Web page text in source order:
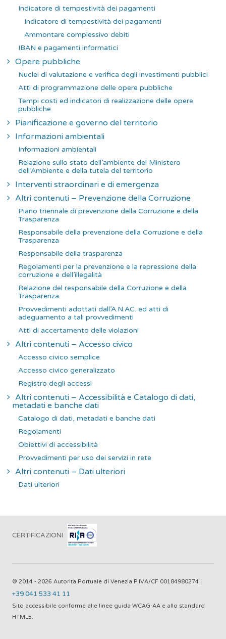
Indicatore di tempestività dei pagamenti
Indicatore di tempestività dei pagamenti
Ammontare complessivo debiti
IBAN e pagamenti informatici
Opere pubbliche
Nuclei di valutazione e verifica degli investimenti pubblici
Atti di programmazione delle opere pubbliche
Tempi costi ed indicatori di realizzazione delle opere
pubbliche
Pianificazione e governo del territorio
Informazioni ambientali
Informazioni ambientali
Relazione sullo stato dell’ambiente del Ministero
dell’Ambiente e della tutela del territorio
Interventi straordinari e di emergenza
Altri contenuti – Prevenzione della Corruzione
Piano triennale di prevenzione della Corruzione e della
Trasparenza
Responsabile della prevenzione della Corruzione e della
Trasparenza
Responsabile della trasparenza
Regolamenti per la prevenzione e la repressione della
corruzione e dell’illegalità
Relazione del responsabile della Corruzione e della
Trasparenza
Provvedimenti adottati dall’A.N.AC. ed atti di
adeguamento a tali provvedimenti
Atti di accertamento delle violazioni
Altri contenuti – Accesso civico
Accesso civico semplice
Accesso civico generalizzato
Registro degli accessi
Altri contenuti – Accessibilità e Catalogo di dati,
metadati e banche dati
Catalogo di dati, metadati e banche dati
Regolamenti
Obiettivi di accessibilità
Provvedimenti per uso dei servizi in rete
Altri contenuti – Dati ulteriori
Dati ulteriori
CERTIFICAZIONI
© 2014 - 2026 Autorità Portuale di Venezia P.IVA/CF 00184980274 |
+39 041 533 41 11
Sito accessibile conforme alle linee guida WCAG-AA e allo standard
HTML5.